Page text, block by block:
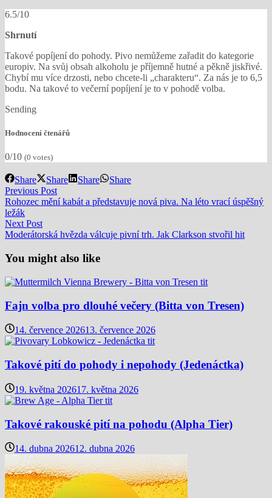
6.5/10
Shrnutí
Takové popíjení do pohody. Pivo nemůžeme zařadit do kategorie
europiv. Na svůj obsah alkoholu je příjemně hutné a pěkně jiskřivé.
Chybí mu více drzosti, nebo chcete-li „charakteru“. Za nás je to 6,5
bodu. Na takové to večerní popíjení je to v pohodě volba.
Sending
Hodnocení čtenářů
0/10 (0 votes)
Share Share Share Share
Navigace
pro
příspěvek
Previous PostPrevious
post:
Rohozec mění kabát a představuje nová piva. Na léto vrací úspěšný
ležák
Next PostNext
post:
Moderátorská hvězda válcuje pivní trh. Jak Clarkson stvořil hit
You might also like
Fajn volba pro dlouhé večery (Bitta von Tresen)
14. července 202613. července 2026
Takové pití do pohody i nepohody (Jedenáctka)
19. května 202617. května 2026
Takové rakouské pití na pohodu (Alpha Tier)
14. dubna 202612. dubna 2026